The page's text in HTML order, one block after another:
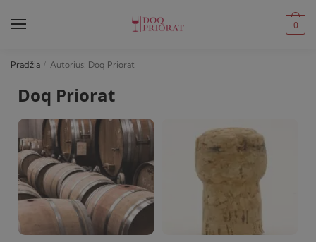
0
Pradžia / Autorius: Doq Priorat
Doq Priorat